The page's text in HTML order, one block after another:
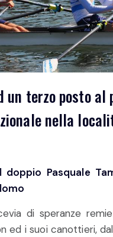
un terzo posto al
nella
doppio Pasquale
di speranze
ed i suoi canottieri,